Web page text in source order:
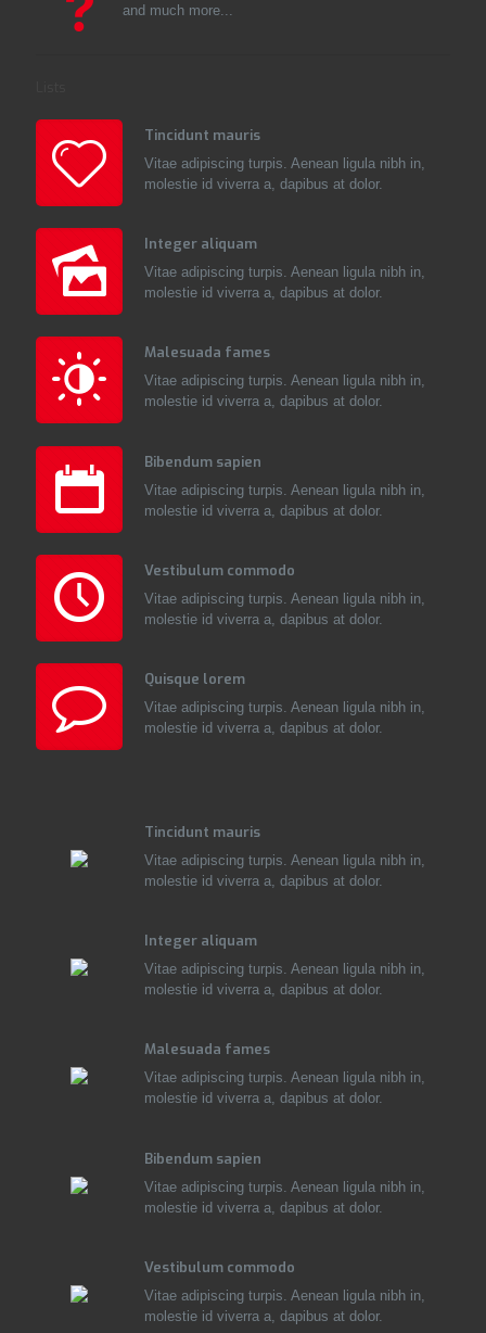
and much more...
Tincidunt mauris
Vitae adipiscing turpis. Aenean ligula nibh in,
molestie id viverra a, dapibus at dolor.
Integer aliquam
Vitae adipiscing turpis. Aenean ligula nibh in,
molestie id viverra a, dapibus at dolor.
Malesuada fames
Vitae adipiscing turpis. Aenean ligula nibh in,
molestie id viverra a, dapibus at dolor.
Bibendum sapien
Vitae adipiscing turpis. Aenean ligula nibh in,
molestie id viverra a, dapibus at dolor.
Vestibulum commodo
Vitae adipiscing turpis. Aenean ligula nibh in,
molestie id viverra a, dapibus at dolor.
Quisque lorem
Vitae adipiscing turpis. Aenean ligula nibh in,
molestie id viverra a, dapibus at dolor.
Tincidunt mauris
Vitae adipiscing turpis. Aenean ligula nibh in,
molestie id viverra a, dapibus at dolor.
Integer aliquam
Vitae adipiscing turpis. Aenean ligula nibh in,
molestie id viverra a, dapibus at dolor.
Malesuada fames
Vitae adipiscing turpis. Aenean ligula nibh in,
molestie id viverra a, dapibus at dolor.
Bibendum sapien
Vitae adipiscing turpis. Aenean ligula nibh in,
molestie id viverra a, dapibus at dolor.
Vestibulum commodo
Vitae adipiscing turpis. Aenean ligula nibh in,
molestie id viverra a, dapibus at dolor.